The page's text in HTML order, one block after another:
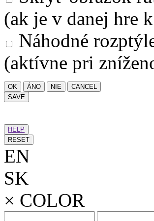
(ak je v danej hre
Náhodné
(aktívne pri
OK ÁNO NIE
CANCEL
SAVE
HELP
RESET
EN
SK
× COLOR